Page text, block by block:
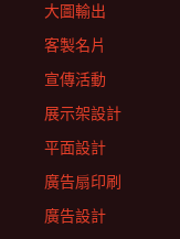
大圖輸出
客製名片
宣傳活動
展示架設計
平面設計
廣告扇印刷
廣告設計